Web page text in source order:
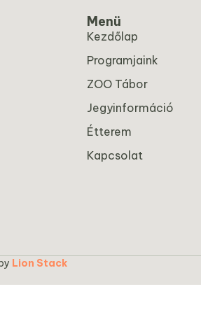
Menü
Kezdőlap
Programjaink
ZOO Tábor
Jegyinformáció
Étterem
Kapcsolat
Lion Stack